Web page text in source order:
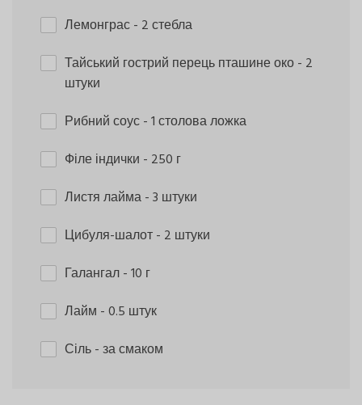
Лемонграс- 2 стебла
Тайський гострий перець пташине око- 2
штуки
Рибний соус- 1 столова ложка
Філе індички - 250 г
Листя лайма- 3 штуки
Цибуля-шалот- 2 штуки
Галангал- 10 г
Лайм - 0.5 штук
Сіль- за смаком